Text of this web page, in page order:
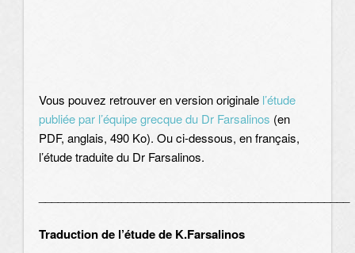
Vous pouvez retrouver en version originale l’étude
publiée par l’équipe grecque du Dr Farsalinos (en
PDF, anglais, 490 Ko). Ou ci-dessous, en français,
l’étude traduite du Dr Farsalinos.
Traduction de l’étude de K.Farsalinos